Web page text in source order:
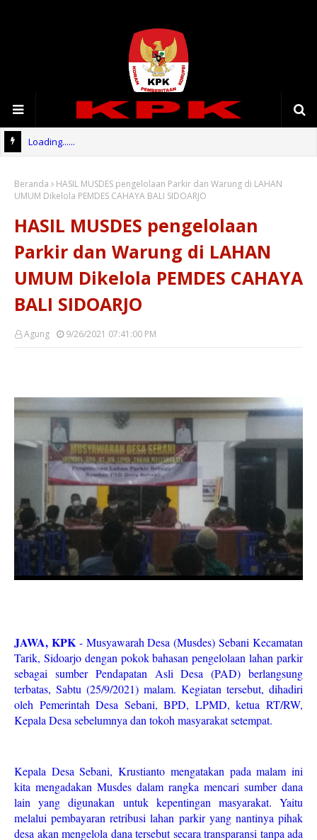
Loading......
Beranda
HASIL MUSDES pengelolaan Parkir dan Warung di LAHAN
UMUM Dikelola PEMDES CAHAYA BALI SIDOARJO
HASIL MUSDES pengelolaan
Parkir dan Warung di LAHAN
UMUM Dikelola PEMDES CAHAYA
BALI SIDOARJO
Agung 9/26/2021 07:41:00 PM
JAWA, KPK- Musyawarah Desa (Musdes) Sebani Kecamatan
Tarik, Sidoarjo dengan pokok bahasan pengelolaan lahan parkir
sebagai sumber Pendapatan Asli Desa (PAD) berlangsung
terbatas, Sabtu (25/9/2021) malam. Kegiatan tersebut, dihadiri
oleh Pemerintah Desa Sebani, BPD, LPMD, ketua RT/RW,
Kepala Desa sebelumnya dan tokoh masyarakat setempat.
Kepala Desa Sebani, Krustianto mengatakan pada malam ini
kita mengadakan Musdes dalam rangka mencari sumber dana
lain yang digunakan untuk kepentingan masyarakat. Yaitu
melalui pembayaran retribusi lahan parkir yang nantinya pihak
desa akan mengelola dana tersebut secara transparansi tanpa ada